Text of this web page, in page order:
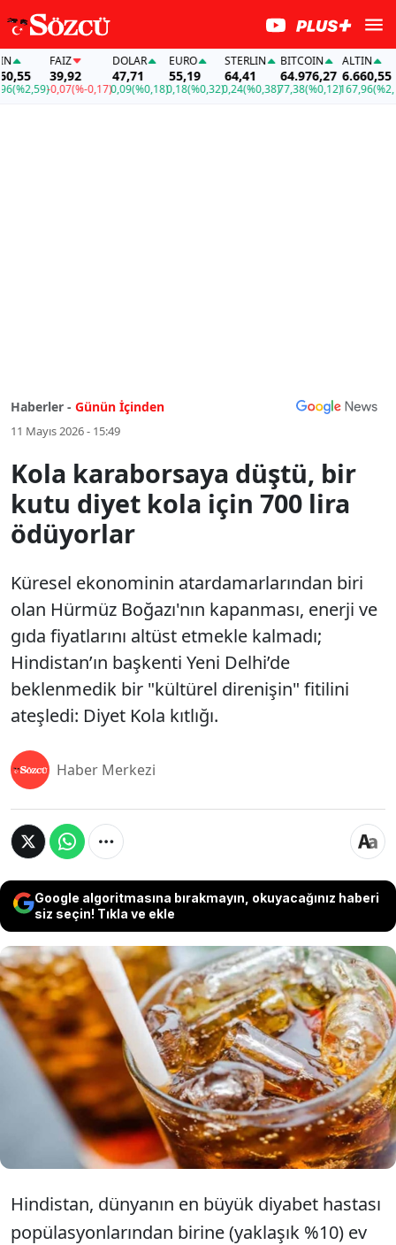
FAİZ
39,92
-0,07(%-0,17)
DOLAR
47,71
0,09(%0,18)
EURO
55,19
0,18(%0,32)
STERLIN
64,41
0,24(%0,38)
BITCOIN
64.976,27
77,38(%0,12)
ALTIN
6.660,55
167,96(%2,59)
Haberler - Günün İçinden
11 Mayıs 2026 - 15:49
Kola karaborsaya düştü, bir
kutu diyet kola için 700 lira
ödüyorlar
Küresel ekonominin atardamarlarından biri
olan Hürmüz Boğazı'nın kapanması, enerji ve
gıda fiyatlarını altüst etmekle kalmadı;
Hindistan’ın başkenti Yeni Delhi’de
beklenmedik bir "kültürel direnişin" fitilini
ateşledi: Diyet Kola kıtlığı.
Haber Merkezi
Google algoritmasına bırakmayın, okuyacağınız haberi
siz seçin! Tıkla ve ekle
Küresel ekonominin atardamarlarından biri
olan Hürmüz Boğazı'nın kapanması, enerji ve
gıda fiyatlarını altüst etmekle kalmadı;
Hindistan’ın başkenti Yeni Delhi’de
beklenmedik bir "kültürel direnişin" fitilini
ateşledi: Diyet Kola kıtlığı.
Hindistan, dünyanın en büyük diyabet hastası
popülasyonlarından birine (yaklaşık %10) ev